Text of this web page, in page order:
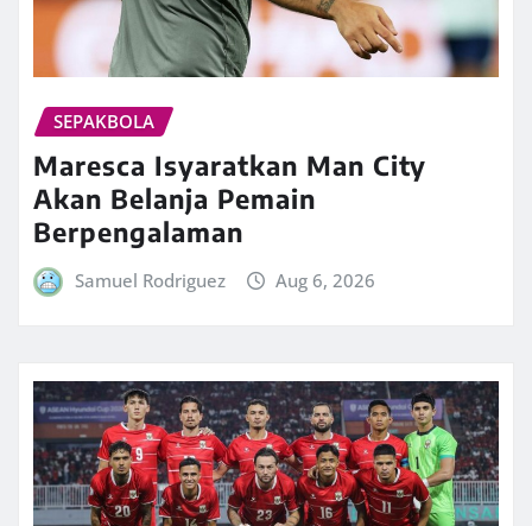
SEPAKBOLA
Maresca Isyaratkan Man City
Akan Belanja Pemain
Berpengalaman
Samuel Rodriguez Aug 6, 2026